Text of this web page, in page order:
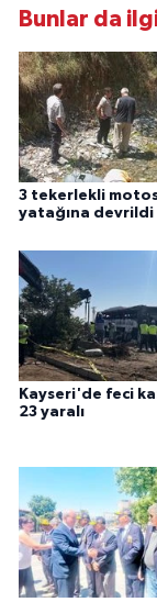
Bunlar da
3 tekerlekli
yatağına devrildi
Kayseri'de feci
23 yaralı